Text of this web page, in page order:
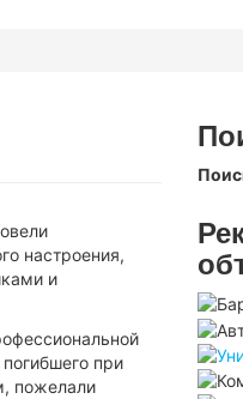
настроения,
и
при
пожелали